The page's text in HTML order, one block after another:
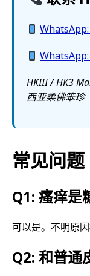
HKIII / HK3
西亚柔佛笨珍
常见问题
Q1: 瘙痒是
可以是。不明原
Q2: 和普通